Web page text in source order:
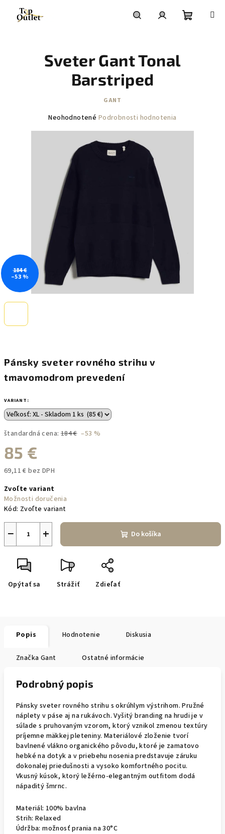
obsah
Pánsky sveter rovného strihu v
tmavomodrom prevedení
VARIANT:
štandardná cena: 184 € –53 %
85 €
69,11 € bez DPH
cena:
Zvoľte variant
Možnosti doručenia
Kód: Zvoľte variant
+
− Do košíka
Opýtať sa Strážiť Zdieľať
Sveter Gant Tonal
Barstriped
GANT
Priemerné
hviezdičiek.
Neohodnotené Podrobnosti hodnotenia
184 €
–53 %
Popis Hodnotenie Diskusia
Značka Gant Ostatné informácie
Podrobný popis
Pánsky sveter rovného strihu s okrúhlym výstrihom. Pružné
náplety v páse aj na rukávoch. Vyšitý branding na hrudi je v
súlade s pruhovaným vzorom, ktorý vznikol zmenou textúry
príjemne mäkkej pleteniny. Materiálové zloženie tvorí
bavlnené vlákno organického pôvodu, ktoré je zamatovo
hebké na dotyk a v priebehu nosenia predstavuje záruku
dokonalej priedušnosti a vysoko komfortného pocitu.
Vkusný kúsok, ktorý ležérno-elegantným outfitom dodá
nápaditý šmrnc.
Materiál: 100% bavlna
Strih: Relaxed
Údržba: možnosť prania na 30°C